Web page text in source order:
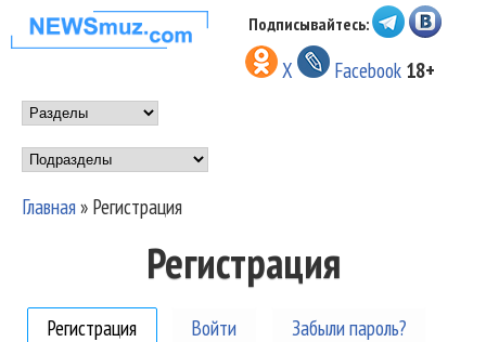
Перейти к основному
содержанию
НОВОСТИ
МУЗЫКИ И
ШОУ БИЗНЕСА
NEWSMUZ.COM
Подписывайтесь:
X Facebook 18+
Main menu
Подразделы
Главная» Регистрация
Регистрация
Регистрация (активная вкладка)
Войти Забыли пароль?